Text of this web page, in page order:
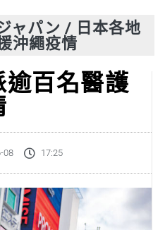
ャパン / 日本各地
沖繩疫情
逾百名醫護
08 17:25